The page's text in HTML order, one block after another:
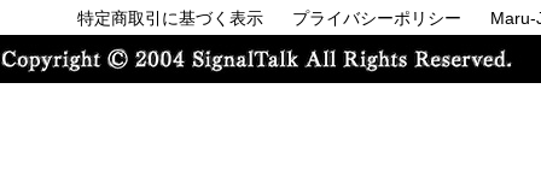
特定商取引に基づく表示 プライバシーポリシー Maru-